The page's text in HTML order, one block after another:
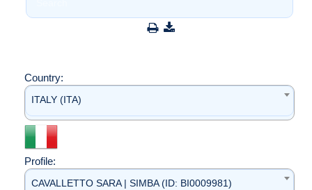
Country:
ITALY (ITA)
Profile:
CAVALLETTO SARA | SIMBA (ID: BI0009981)